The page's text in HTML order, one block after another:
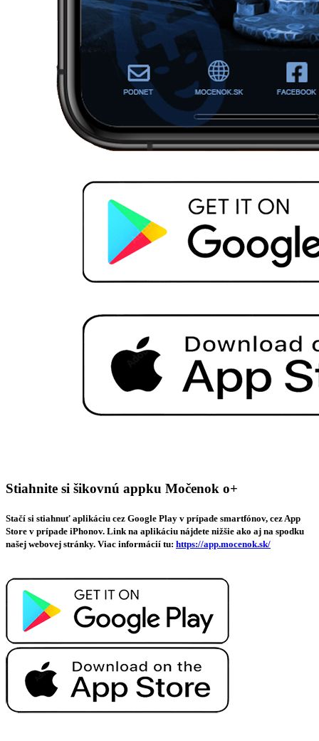
Stiahnite si šikovnú appku Močenok o+
Stačí si stiahnuť aplikáciu cez Google Play v prípade smartfónov, cez App
Store v prípade iPhonov. Link na aplikáciu nájdete nižšie ako aj na spodku
našej webovej stránky. Viac informácií tu: https://app.mocenok.sk/